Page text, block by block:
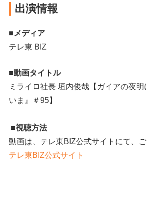
出演情報
■メディア
テレ東 BIZ
■動画タイトル
ミライロ社長 垣内俊哉【ガイアの夜
いま』＃95】
■視聴方法
動画は、テレ東BIZ公式サイトにて、ご
テレ東BIZ公式サイト